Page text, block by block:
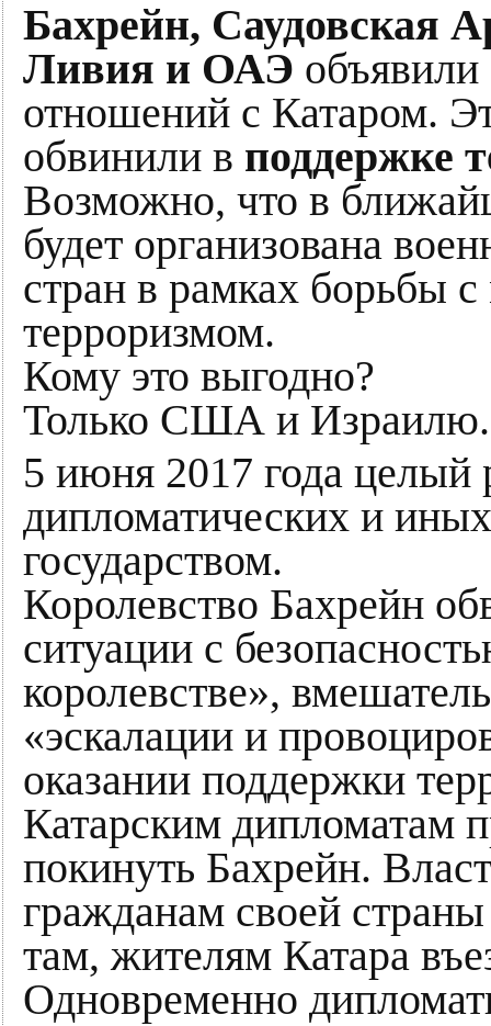
Бахрейн, Саудовская
Ливия и ОАЭ
отношений с Катаром.
обвинили в поддержке
Возможно, что в
будет организована
стран в рамках борьбы
терроризмом.
Кому это выгодно?
Только США и Израилю.
5 июня 2017 года целый
дипломатических и
государством.
Королевство Бахрейн
ситуации с
королевстве»,
«эскалации и
оказании поддержки
Катарским дипломатам
покинуть Бахрейн.
гражданам своей
там, жителям Катара
Одновременно